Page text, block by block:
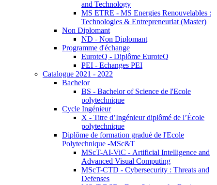
and Technology
MS ETRE - MS Energies Renouvelables :
Technologies & Entrepreneuriat (Master)
Non Diplomant
ND - Non Diplomant
Programme d'échange
EuroteQ - Diplôme EuroteQ
PEI - Echanges PEI
Catalogue 2021 - 2022
Bachelor
BS - Bachelor of Science de l'Ecole
polytechnique
Cycle Ingénieur
X - Titre d’Ingénieur diplômé de l’École
polytechnique
Diplôme de formation gradué de l'Ecole
Polytechnique -MSc&T
MScT-AI-ViC - Artificial Intelligence and
Advanced Visual Computing
MScT-CTD - Cybersecurity : Threats and
Defenses